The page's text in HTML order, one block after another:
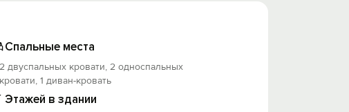
Спальные места
2 двуспальных кровати, 2 односпальных
кровати, 1 диван-кровать
Этажей в здании